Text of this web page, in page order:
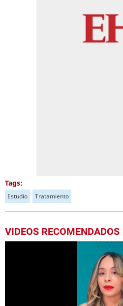
Tags:
Estudio Tratamiento
VIDEOS RECOMENDADOS